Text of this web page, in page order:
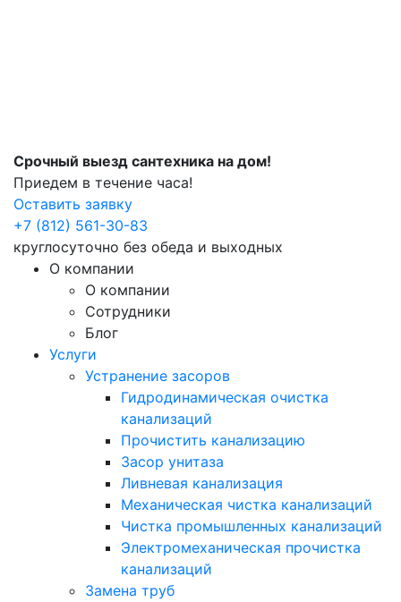
Срочный выезд сантехника на дом!
Приедем в течение часа!
Оставить заявку
+7 (812) 561-30-83
круглосуточно без обеда и выходных
О компании
О компании
Сотрудники
Блог
Услуги
Устранение засоров
Гидродинамическая очистка
канализаций
Прочистить канализацию
Засор унитаза
Ливневая канализация
Механическая чистка канализаций
Чистка промышленных канализаций
Электромеханическая прочистка
канализаций
Замена труб